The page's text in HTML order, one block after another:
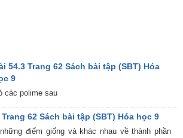
54.3 Trang 62 Sách bài tập (SBT) Hóa
9
các polime sau
Trang 62 Sách bài tập (SBT) Hóa học 9
điểm giống và khác nhau về thành phần